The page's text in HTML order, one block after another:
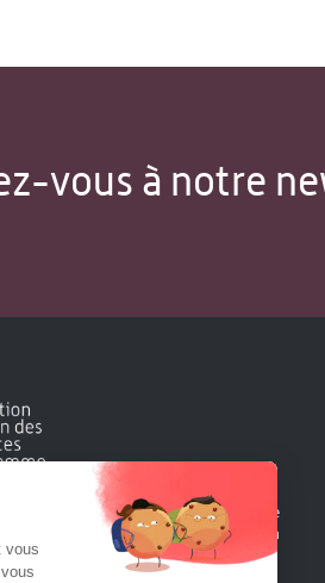
vous à notre
Fondation Maison Sciences de l'Homme
et la diffusion des connaissances en
sociales.